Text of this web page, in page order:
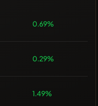
0.69%
0.29%
1.49%